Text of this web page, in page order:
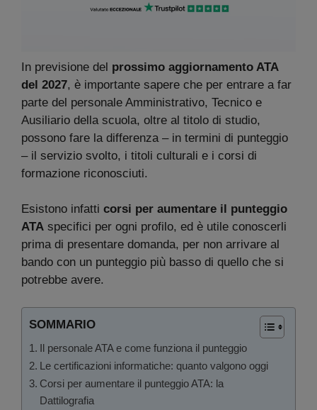
In previsione del prossimo aggiornamento ATA
del 2027, è importante sapere che per entrare a far
parte del personale Amministrativo, Tecnico e
Ausiliario della scuola, oltre al titolo di studio,
possono fare la differenza – in termini di punteggio
– il servizio svolto, i titoli culturali e i corsi di
formazione riconosciuti.
Esistono infatti corsi per aumentare il punteggio
ATA specifici per ogni profilo, ed è utile conoscerli
prima di presentare domanda, per non arrivare al
bando con un punteggio più basso di quello che si
potrebbe avere.
SOMMARIO
Il personale ATA e come funziona il punteggio
Le certificazioni informatiche: quanto valgono oggi
Corsi per aumentare il punteggio ATA: la
Dattilografia